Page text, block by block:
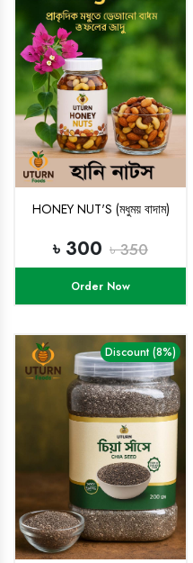
HONEY NUT'S (মধুময় বাদাম)
৳ 300 ৳ 350
Order Now
Discount (8%)